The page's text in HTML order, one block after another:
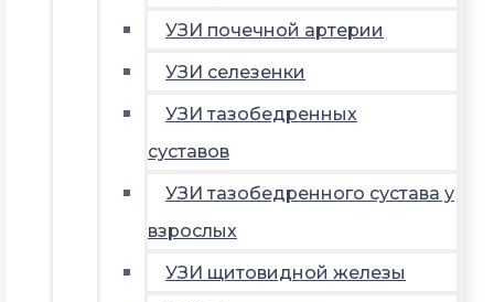
УЗИ почечной артерии
УЗИ селезенки
УЗИ тазобедренных
суставов
УЗИ тазобедренного сустава у
взрослых
УЗИ щитовидной железы